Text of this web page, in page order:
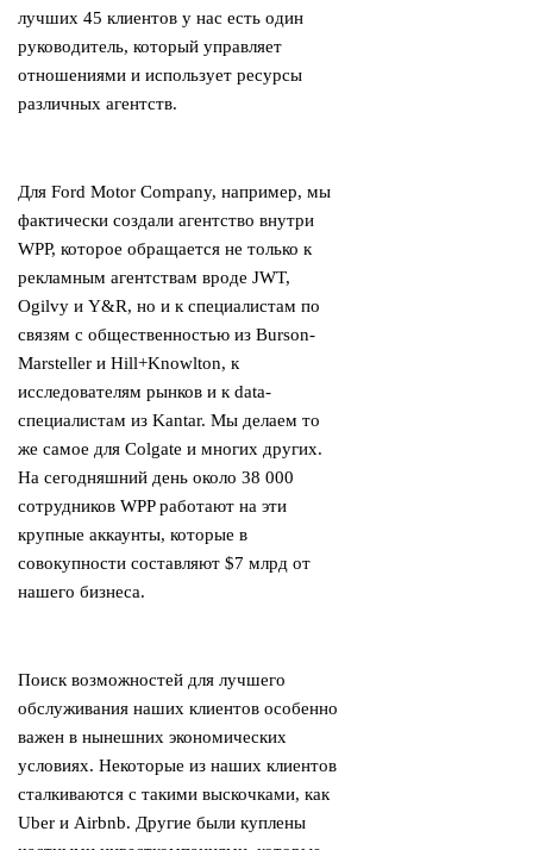
лучших 45 клиентов у нас есть один
руководитель, который управляет
отношениями и использует ресурсы
различных агентств.
Для Ford Motor Company, например, мы
фактически создали агентство внутри
WPP, которое обращается не только к
рекламным агентствам вроде JWT,
Ogilvy и Y&R, но и к специалистам по
связям с общественностью из Burson-
Marsteller и Hill+Knowlton, к
исследователям рынков и к data-
специалистам из Kantar. Мы делаем то
же самое для Colgate и многих других.
На сегодняшний день около 38 000
сотрудников WPP работают на эти
крупные аккаунты, которые в
совокупности составляют $7 млрд от
нашего бизнеса.
Поиск возможностей для лучшего
обслуживания наших клиентов особенно
важен в нынешних экономических
условиях. Некоторые из наших клиентов
сталкиваются с такими выскочками, как
Uber и Airbnb. Другие были куплены